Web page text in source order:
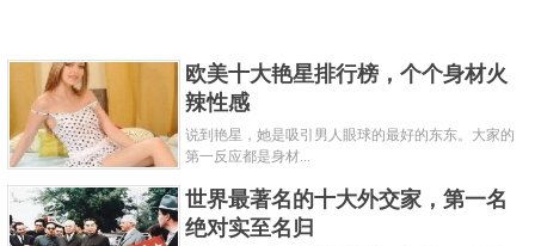
欧美十大艳星排行榜，个个身材火
辣性感
说到艳星，她是吸引男人眼球的最好的东东。大家的
第一反应都是身材...
世界最著名的十大外交家，第一名
绝对实至名归